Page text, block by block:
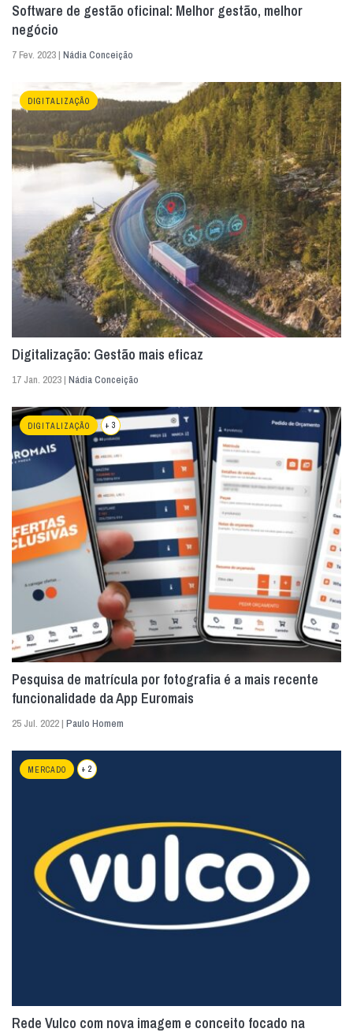
Software de gestão oficinal: Melhor gestão, melhor
negócio
7 Fev. 2023 | Nádia Conceição
DIGITALIZAÇÃO
Digitalização: Gestão mais eficaz
17 Jan. 2023 | Nádia Conceição
DIGITALIZAÇÃO + 3
Pesquisa de matrícula por fotografia é a mais recente
funcionalidade da App Euromais
25 Jul. 2022 | Paulo Homem
MERCADO + 2
Rede Vulco com nova imagem e conceito focado na